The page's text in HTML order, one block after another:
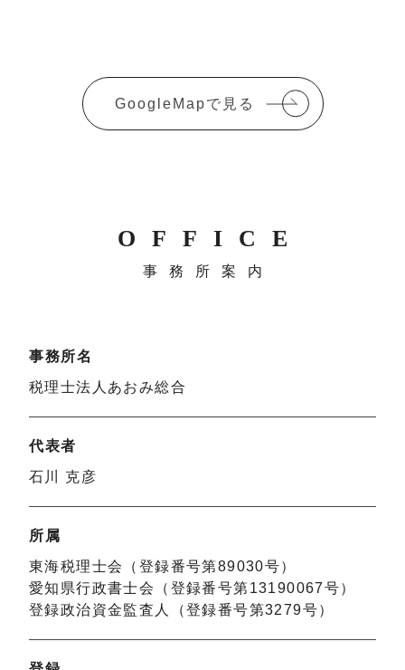
GoogleMapで見る
OFFICE
事務所案内
事務所名
税理士法人あおみ総合
代表者
石川 克彦
所属
東海税理士会（登録番号第89030号）
愛知県行政書士会（登録番号第13190067号）
登録政治資金監査人（登録番号第3279号）